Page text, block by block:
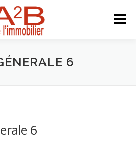
Menu
DEVIS PARTENAIRES
6
6